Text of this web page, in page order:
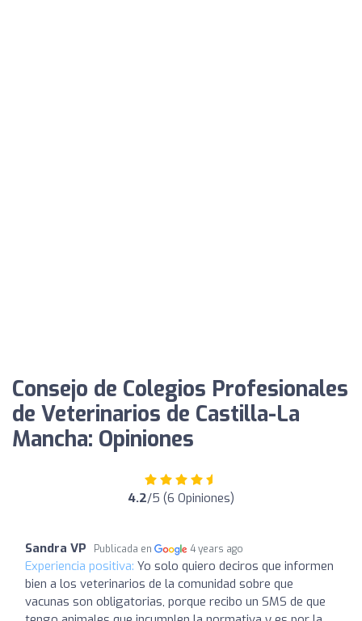
Consejo de Colegios Profesionales
de Veterinarios de Castilla-La
Mancha: Opiniones
4.2/5 (6 Opiniones)
Sandra VP Publicada en 4 years ago
Experiencia positiva: Yo solo quiero deciros que informen
bien a los veterinarios de la comunidad sobre que
vacunas son obligatorias, porque recibo un SMS de que